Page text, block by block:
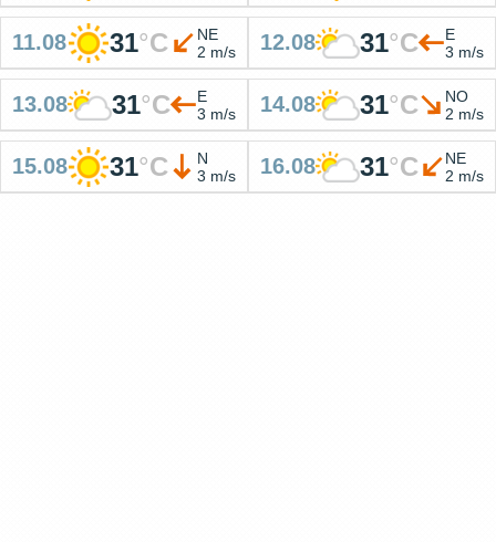
11.08 31°C
NE
2 m/s
12.08 31°C
E
3 m/s
13.08 31°C
E
3 m/s
14.08 31°C
NO
2 m/s
15.08 31°C
N
3 m/s
16.08 31°C
NE
2 m/s